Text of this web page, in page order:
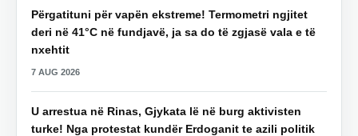
Përgatituni për vapën ekstreme! Termometri ngjitet
deri në 41°C në fundjavë, ja sa do të zgjasë vala e të
nxehtit
7 AUG 2026
U arrestua në Rinas, Gjykata lë në burg aktivisten
turke! Nga protestat kundër Erdoganit te azili politik